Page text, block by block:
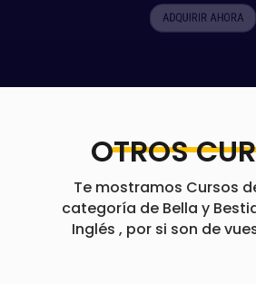
ADQUIRIR
OTROS
Te mostramos Cursos
categoría de Bella y
Inglés , por si son de